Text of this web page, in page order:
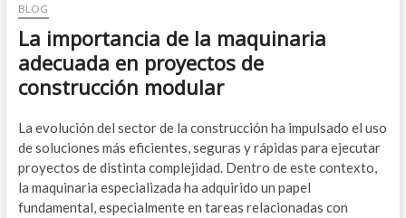
BLOG
La importancia de la maquinaria
adecuada en proyectos de
construcción modular
La evolución del sector de la construcción ha impulsado el uso
de soluciones más eficientes, seguras y rápidas para ejecutar
proyectos de distinta complejidad. Dentro de este contexto,
la maquinaria especializada ha adquirido un papel
fundamental, especialmente en tareas relacionadas con